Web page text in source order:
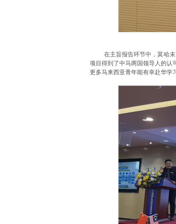
在主旨报告环节中，莫哈
项目得到了中马两国领导人的认
更多马来西亚青年能有幸赴华学